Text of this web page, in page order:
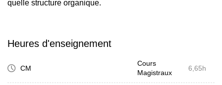
quelle structure organique.
Heures d'enseignement
CM
Cours
Magistraux
6,65h